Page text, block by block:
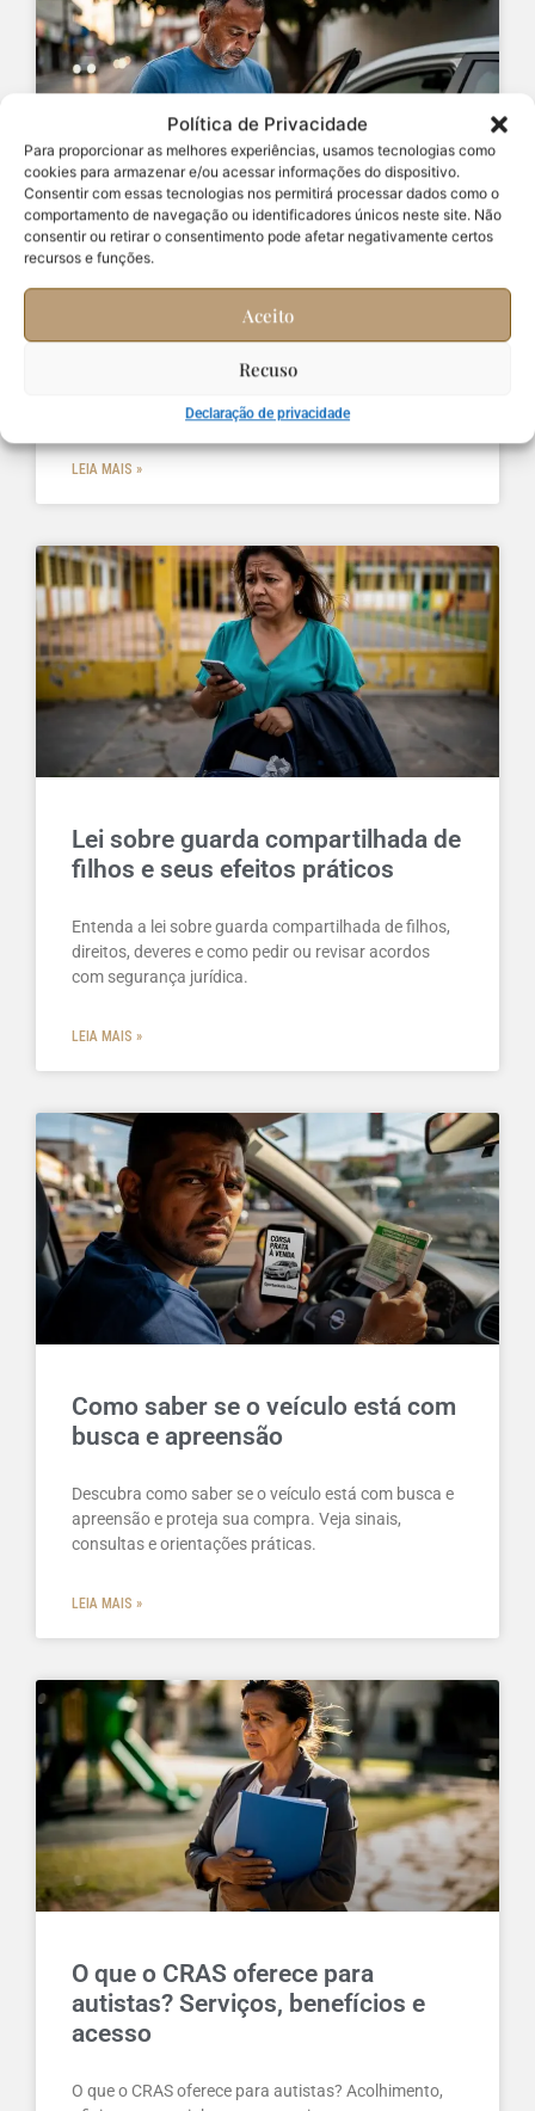
Política de Privacidade
Para proporcionar as melhores experiências, usamos tecnologias como
cookies para armazenar e/ou acessar informações do dispositivo.
Consentir com essas tecnologias nos permitirá processar dados como o
comportamento de navegação ou identificadores únicos neste site. Não
consentir ou retirar o consentimento pode afetar negativamente certos
recursos e funções.
Aceito
Recuso
Declaração de privacidade
Ação revisional de juros abusivos
em financiamento de veículo
Ação revisional de juros abusivos em financiamento
de veículo com documentos, cálculos, jurisprudência
e estratégia para negociar.
LEIA MAIS »
Lei sobre guarda compartilhada de
filhos e seus efeitos práticos
Entenda a lei sobre guarda compartilhada de filhos,
direitos, deveres e como pedir ou revisar acordos
com segurança jurídica.
LEIA MAIS »
Como saber se o veículo está com
busca e apreensão
Descubra como saber se o veículo está com busca e
apreensão e proteja sua compra. Veja sinais,
consultas e orientações práticas.
LEIA MAIS »
O que o CRAS oferece para
autistas? Serviços, benefícios e
acesso
O que o CRAS oferece para autistas? Acolhimento,